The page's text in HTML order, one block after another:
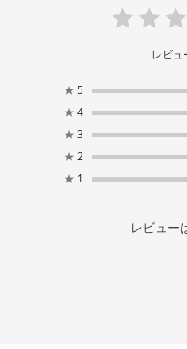
レビ
★ 5
★ 4
★ 3
★ 2
★ 1
レビュー